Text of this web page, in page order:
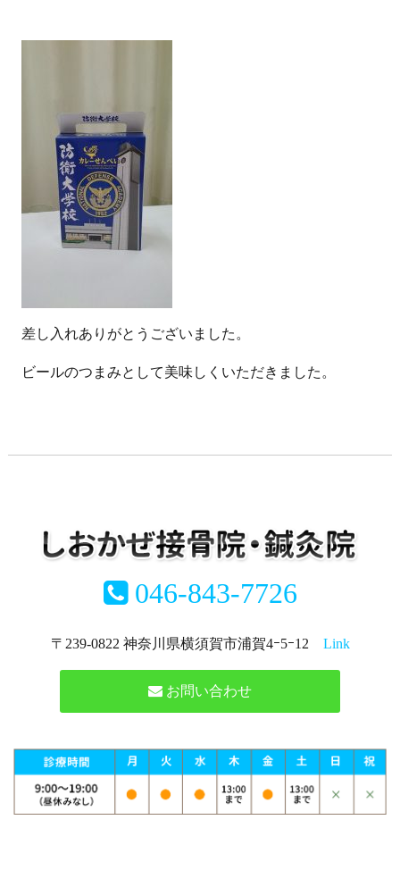
差し入れありがとうございました。
ビールのつまみとして美味しくいただきました。
046-843-7726
〒239-0822 神奈川県横須賀市浦賀4ｰ5ｰ12 Link
お問い合わせ